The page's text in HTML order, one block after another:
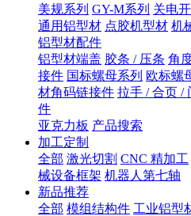
美规系列 GY-M系列 关电
通用铝型材 点胶机型材 机
铝型材配件
铝型材端盖 胶条 / 压条 角
接件 国标螺母系列 欧标螺
材角码链接件 拉手 / 合页 /
件
亚克力板 产品搜索
加工定制
全部 激光切割 CNC 精加工
械设备框架 机器人第七轴
新品推荐
全部 模组结构件 工业铝型